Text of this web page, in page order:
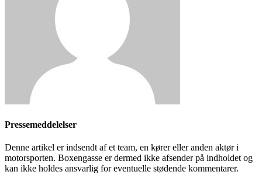
Pressemeddelelser
Denne artikel er indsendt af et team, en kører eller anden aktør i
motorsporten. Boxengasse er dermed ikke afsender på indholdet og
kan ikke holdes ansvarlig for eventuelle stødende kommentarer.